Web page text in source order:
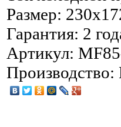
Размер:
Гарантия: 2
Артикул: